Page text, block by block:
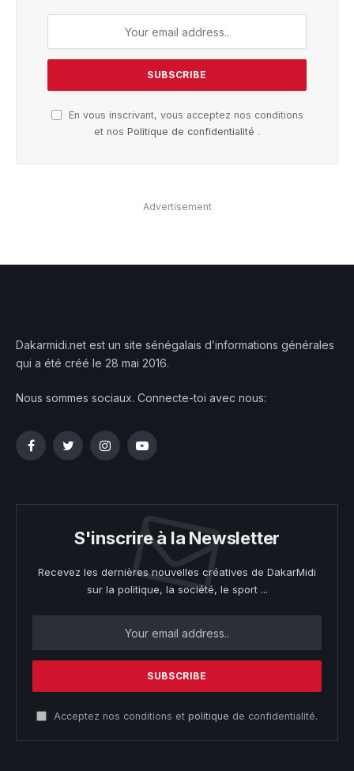
En vous inscrivant, vous acceptez nos conditions
et nos Politique de confidentialité .
Advertisement
Dakarmidi.net est un site sénégalais d’informations générales
qui a été créé le 28 mai 2016.
Nous sommes sociaux. Connecte-toi avec nous:
FacebookTwitterInstagramYouTube
S'inscrire à la Newsletter
Recevez les dernières nouvelles créatives de DakarMidi
sur la politique, la société, le sport ...
Acceptez nos conditions et politique de confidentialité.